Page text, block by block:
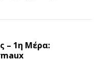
– 1η Μέρα: